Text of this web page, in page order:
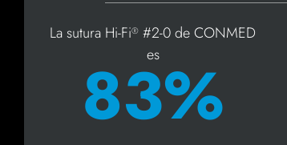
La sutura Hi-Fi® #2-0 de CONMED
es
83%